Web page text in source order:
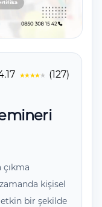
(127)
çıkma
kişisel
bir şekilde